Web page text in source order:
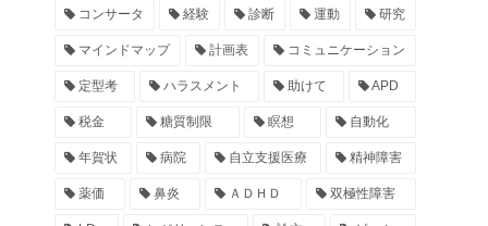
コンサータ 経験 診断 運動 研究
マインドマップ 計画表 コミュニケーション
定型考 ハラスメント 助けて APD
税金 糖質制限 瞑想 自動化
年賀状 病院 自立支援医療 精神障害
薬価 鼻炎 ＡＤＨＤ 双極性障害